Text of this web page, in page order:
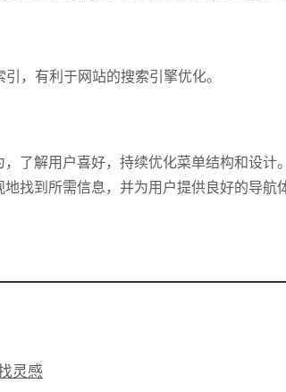
，有利于网站的搜索引擎优化。
了解用户喜好，持续优化菜单结构和设计
找到所需信息，并为用户提供良好的导航
灵感